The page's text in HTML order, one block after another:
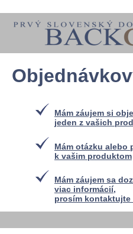
Mám záujem si
jeden z vašich
Mám otázku alebo
k vašim produktom
Mám záujem sa
viac informácií,
prosím kontaktujte